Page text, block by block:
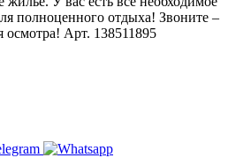
полноценного отдыха! Звоните –
осмотра! Арт. 138511895